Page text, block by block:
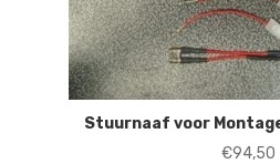
Stuurnaaf voor
€94,50